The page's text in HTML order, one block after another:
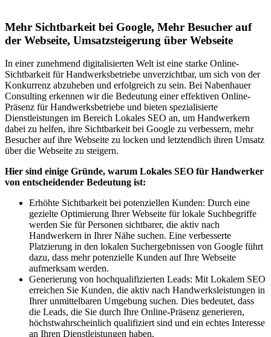
Mehr Sichtbarkeit bei Google, Mehr Besucher auf
der Webseite, Umsatzsteigerung über Webseite
In einer zunehmend digitalisierten Welt ist eine starke Online-
Sichtbarkeit für Handwerksbetriebe unverzichtbar, um sich von der
Konkurrenz abzuheben und erfolgreich zu sein. Bei Nabenhauer
Consulting erkennen wir die Bedeutung einer effektiven Online-
Präsenz für Handwerksbetriebe und bieten spezialisierte
Dienstleistungen im Bereich Lokales SEO an, um Handwerkern
dabei zu helfen, ihre Sichtbarkeit bei Google zu verbessern, mehr
Besucher auf ihre Webseite zu locken und letztendlich ihren Umsatz
über die Webseite zu steigern.
Hier sind einige Gründe, warum Lokales SEO für Handwerker
von entscheidender Bedeutung ist:
Erhöhte Sichtbarkeit bei potenziellen Kunden: Durch eine
gezielte Optimierung Ihrer Webseite für lokale Suchbegriffe
werden Sie für Personen sichtbarer, die aktiv nach
Handwerkern in Ihrer Nähe suchen. Eine verbesserte
Platzierung in den lokalen Suchergebnissen von Google führt
dazu, dass mehr potenzielle Kunden auf Ihre Webseite
aufmerksam werden.
Generierung von hochqualifizierten Leads: Mit Lokalem SEO
erreichen Sie Kunden, die aktiv nach Handwerksleistungen in
Ihrer unmittelbaren Umgebung suchen. Dies bedeutet, dass
die Leads, die Sie durch Ihre Online-Präsenz generieren,
höchstwahrscheinlich qualifiziert sind und ein echtes Interesse
an Ihren Dienstleistungen haben.